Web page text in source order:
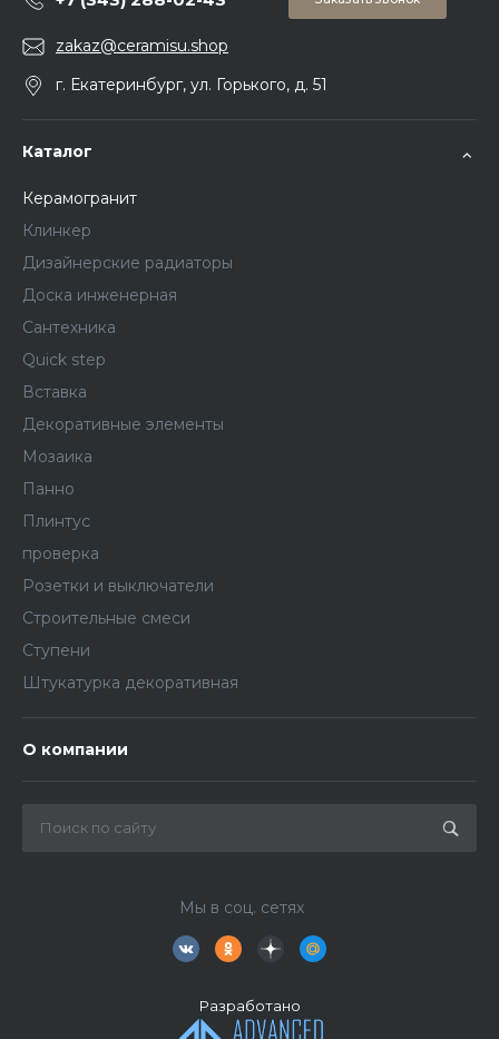
zakaz@ceramisu.shop
г. Екатеринбург, ул. Горького, д. 51
Каталог
Керамогранит
Клинкер
Дизайнерские радиаторы
Доска инженерная
Сантехника
Quick step
Вставка
Декоративные элементы
Мозаика
Панно
Плинтус
проверка
Розетки и выключатели
Строительные смеси
Ступени
Штукатурка декоративная
О компании
Мы в соц. сетях
Разработано